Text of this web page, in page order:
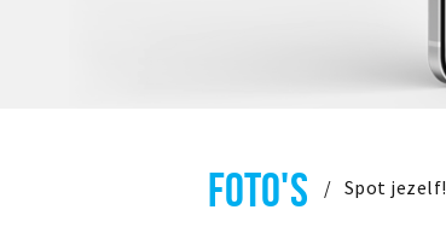
FOTO'S Spot jezelf!